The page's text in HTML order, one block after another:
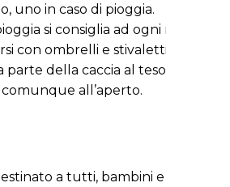
uno in caso di pioggia.
si consiglia ad ogni modo
con ombrelli e stivaletti,
della caccia al tesoro si
all’aperto.
a tutti, bambini e adulti.